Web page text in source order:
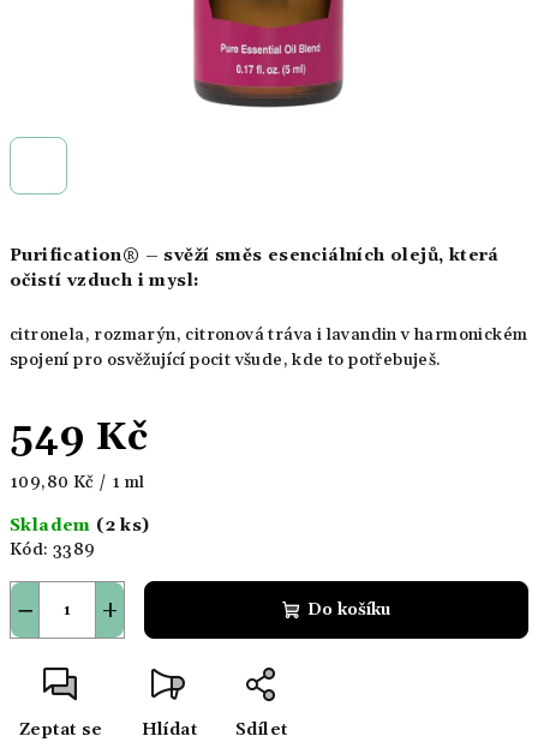
Purification® – svěží směs esenciálních olejů, která
očistí vzduch i mysl:
citronela, rozmarýn, citronová tráva i lavandin v harmonickém
spojení pro osvěžující pocit všude, kde to potřebuješ.
549 Kč
Měrná
109,80 Kč / 1 ml
Skladem (2 ks)
Kód: 3389
+
− Do košíku
Zeptat se Hlídat Sdílet